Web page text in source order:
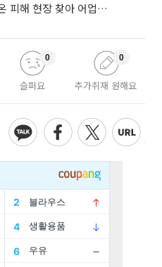
노동진 수협 회장, 제주 고수온 피해 현장 찾아 어업인 지원 점검
슬퍼요
0
추가취재 원해요
0